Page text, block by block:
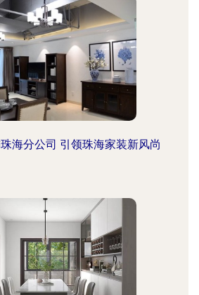
海分公司 引领珠海家装新风尚